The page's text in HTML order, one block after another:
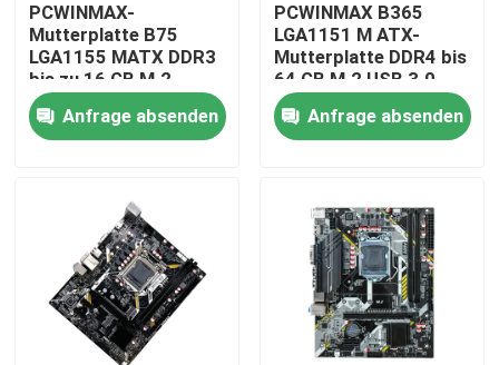
Haus
Videos
Über uns
PCWINMAX-
Mutterplatte B75
LGA1155 MATX DDR3
bis zu 16 GB M.2
SATA3 HD VGA-Ports
Desktop-Platte für
Office-PC und
Anfrage absenden
PCWINMAX B365
LGA1151 M ATX-
Mutterplatte DDR4 bis
64 GB M.2 USB 3.0
Unterstützung 8. 9.
Generation
Prozessoren OEM
Anfrage absenden